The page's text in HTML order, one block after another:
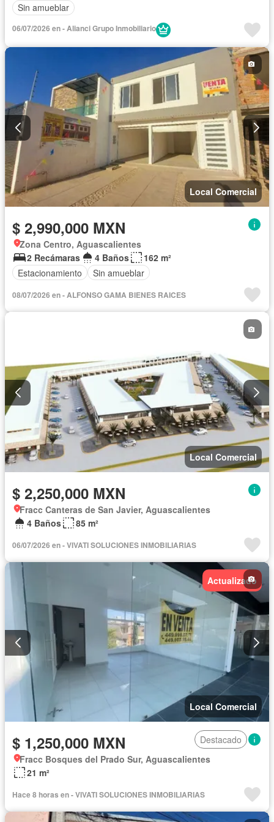
Sin amueblar
06/07/2026 en - Alianci Grupo Inmobiliario
Local Comercial
$ 2,990,000 MXN
Zona Centro, Aguascalientes
2 Recámaras
4 Baños
162 m²
Estacionamiento
Sin amueblar
08/07/2026 en - ALFONSO GAMA BIENES RAICES
Local Comercial
$ 2,250,000 MXN
Fracc Canteras de San Javier, Aguascalientes
4 Baños
85 m²
06/07/2026 en - VIVATI SOLUCIONES INMOBILIARIAS
Actualizado
Local Comercial
$ 1,250,000 MXN
Destacado
Fracc Bosques del Prado Sur, Aguascalientes
21 m²
Hace 8 horas en - VIVATI SOLUCIONES INMOBILIARIAS